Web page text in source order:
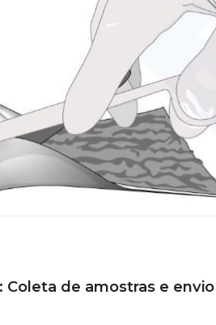
Coleta de amostras e